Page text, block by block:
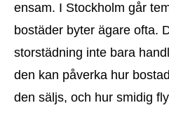
ensam. I Stockholm går
bostäder byter ägare ofta.
storstädning inte bara
den kan påverka hur
den säljs, och hur smidig